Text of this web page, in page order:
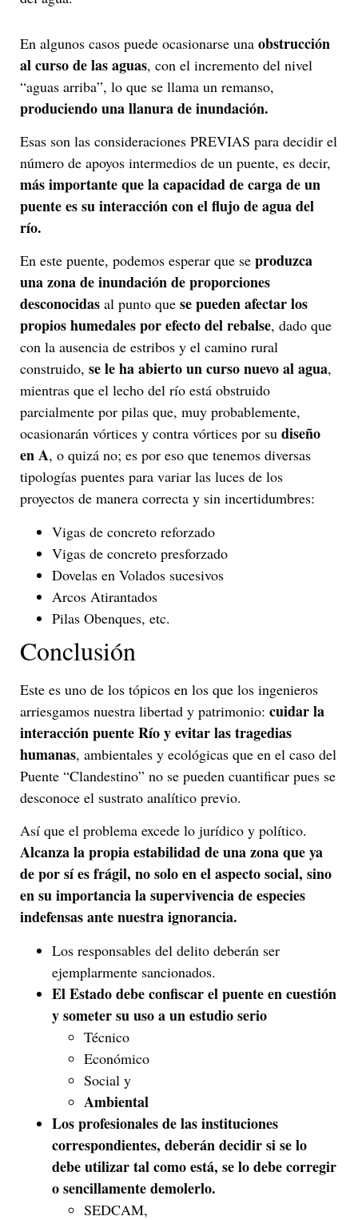
En algunos casos puede ocasionarse una obstrucción
al curso de las aguas, con el incremento del nivel
“aguas arriba”, lo que se llama un remanso,
produciendo una llanura de inundación.
Esas son las consideraciones PREVIAS para decidir el
número de apoyos intermedios de un puente, es decir,
más importante que la capacidad de carga de un
puente es su interacción con el flujo de agua del
río.
En este puente, podemos esperar que se produzca
una zona de inundación de proporciones
desconocidas al punto que se pueden afectar los
propios humedales por efecto del rebalse, dado que
con la ausencia de estribos y el camino rural
construido, se le ha abierto un curso nuevo al agua,
mientras que el lecho del río está obstruido
parcialmente por pilas que, muy probablemente,
ocasionarán vórtices y contra vórtices por su diseño
en A, o quizá no; es por eso que tenemos diversas
tipologías puentes para variar las luces de los
proyectos de manera correcta y sin incertidumbres:
Vigas de concreto reforzado
Vigas de concreto presforzado
Dovelas en Volados sucesivos
Arcos Atirantados
Pilas Obenques, etc.
Conclusión
Este es uno de los tópicos en los que los ingenieros
arriesgamos nuestra libertad y patrimonio: cuidar la
interacción puente Río y evitar las tragedias
humanas, ambientales y ecológicas que en el caso del
Puente “Clandestino” no se pueden cuantificar pues se
desconoce el sustrato analítico previo.
Así que el problema excede lo jurídico y político.
Alcanza la propia estabilidad de una zona que ya
de por sí es frágil, no solo en el aspecto social, sino
en su importancia la supervivencia de especies
indefensas ante nuestra ignorancia.
Los responsables del delito deberán ser
ejemplarmente sancionados.
El Estado debe confiscar el puente en cuestión
y someter su uso a un estudio serio
Técnico
Económico
Social y
Ambiental
Los profesionales de las instituciones
correspondientes, deberán decidir si se lo
debe utilizar tal como está, se lo debe corregir
o sencillamente demolerlo.
SEDCAM,